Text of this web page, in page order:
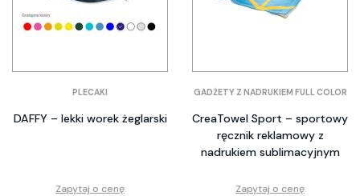
PLECAKI
DAFFY – lekki worek żeglarski
Zapytaj o cenę
GADŻETY Z NADRUKIEM FULL COLOR
CreaTowel Sport – sportowy
ręcznik reklamowy z
nadrukiem sublimacyjnym
Zapytaj o cenę